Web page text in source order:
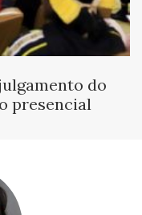
do
presencial